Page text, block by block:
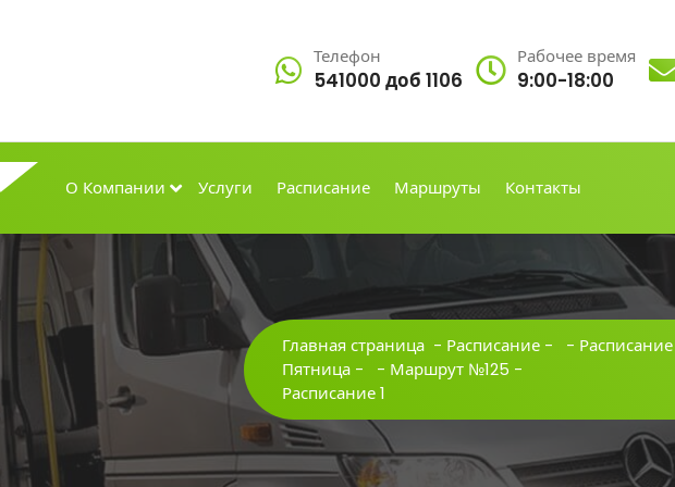
Телефон
541000 доб 1106
Рабочее время
9:00-18:00
О Компании Услуги Расписание Маршруты Контакты
Главная страница - Расписание - -
Пятница - - Маршрут №125 -
Расписание 1